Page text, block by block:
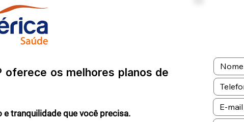
oferece os melhores planos de
tranquilidade que você precisa.